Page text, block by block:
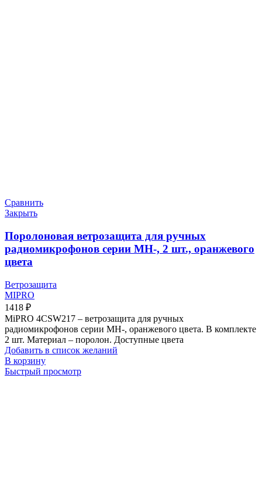
Сравнить
Закрыть
Поролоновая ветрозащита для ручных
радиомикрофонов серии MH-, 2 шт., оранжевого
цвета
Ветрозащита
MIPRO
1418 ₽
MiPRO 4CSW217 – ветрозащита для ручных
радиомикрофонов серии MH-, оранжевого цвета. В комплекте
2 шт. Материал – поролон. Доступные цвета
Добавить в список желаний
В корзину
Быстрый просмотр